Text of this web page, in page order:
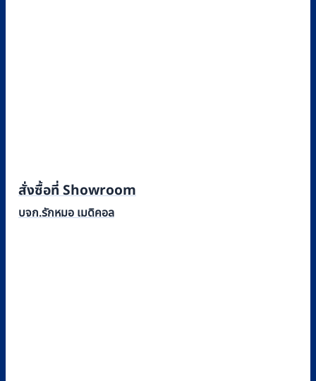
สั่งซื้อที่ Showroom
บจก.รักหมอ เมดิคอล